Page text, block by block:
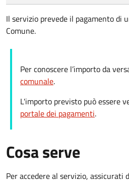
Il servizio prevede il pagamento di
Comune.
Per conoscere l’importo da
comunale.
L'importo previsto può essere
portale dei pagamenti.
Cosa serve
Per accedere al servizio, assicurati